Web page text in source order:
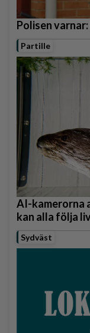
Polisen
Partille
AI-kamerorna
kan alla följa
Sydväst